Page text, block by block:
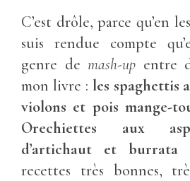
C’est drôle, parce qu’en
suis rendue compte
genre de mash-up entre
mon livre : les spaghettis
violons et pois mange-
Orechiettes aux
d’artichaut et burrata
recettes très bonnes,